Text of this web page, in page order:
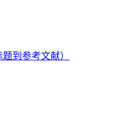
到参考文献）